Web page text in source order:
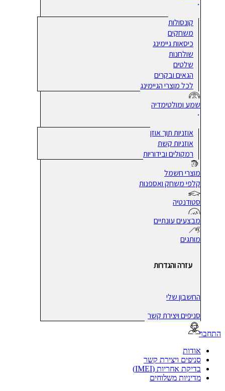
קונסולות
משחקים
כיסאות גיימינג
שולחנות
שלטים
הגאים ובקרים
לכל מוצרי הגיימינג
שמע ומולטימדיה
אוזניות תוך אוזן
אוזניות קשת
רמקולים ובידוריות
מוצרי חשמל
קלפי משחק ואספנות
סטודנטיה
מבצעים עונתיים
מותגים
עזרה והגדרות
החשבון שלי
סניפים ויצירת קשר
אודות
סניפים ויצירת קשר
בדיקת אחריות (IMEI)
מדיניות משלוחים